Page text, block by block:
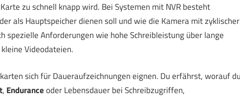
zu schnell knapp wird. Bei Systemen mit NVR besteht
als Hauptspeicher dienen soll und wie die Kamera mit zyklischer
Anforderungen wie hohe Schreibleistung über lange
Videodateien.
sich für Daueraufzeichnungen eignen. Du erfährst, worauf du
, Enduranceoder Lebensdauer bei Schreibzugriffen,